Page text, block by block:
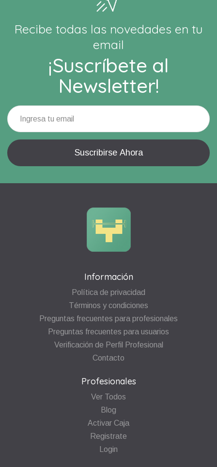
Recibe todas las novedades en tu
email
¡Suscríbete al
Newsletter!
Información
Política de privacidad
Términos y condiciones
Preguntas frecuentes para profesionales
Preguntas frecuentes para usuarios
Verificación de Perfil Profesional
Contacto
Profesionales
Ver Todos
Blog
Activar Caja
Registrate
Login